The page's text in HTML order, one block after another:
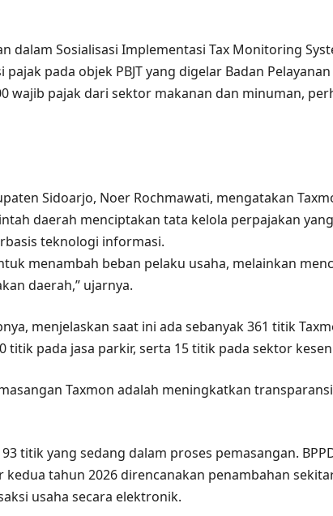
dalam Sosialisasi Implementasi Tax Monitoring
pada objek PBJT yang digelar Badan
wajib pajak dari sektor makanan dan minuman,
Sidoarjo, Noer Rochmawati, mengatakan
daerah menciptakan tata kelola perpajakan
teknologi informasi.
menambah beban pelaku usaha, melainkan
daerah,” ujarnya.
menjelaskan saat ini ada sebanyak 361 titik
titik pada jasa parkir, serta 15 titik pada sektor
Taxmon adalah meningkatkan
titik yang sedang dalam proses pemasangan.
kedua tahun 2026 direncanakan penambahan
usaha secara elektronik.